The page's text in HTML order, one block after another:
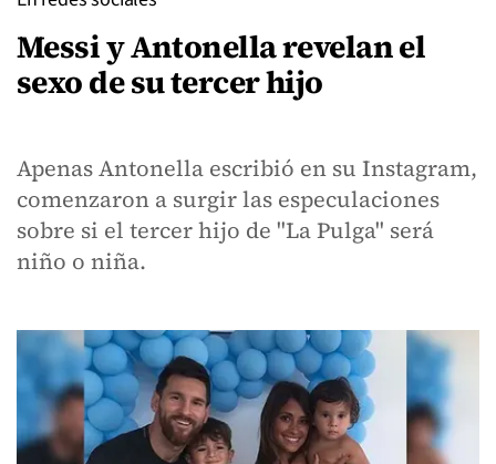
Messi y Antonella revelan el
sexo de su tercer hijo
Apenas Antonella escribió en su Instagram,
comenzaron a surgir las especulaciones
sobre si el tercer hijo de "La Pulga" será
niño o niña.